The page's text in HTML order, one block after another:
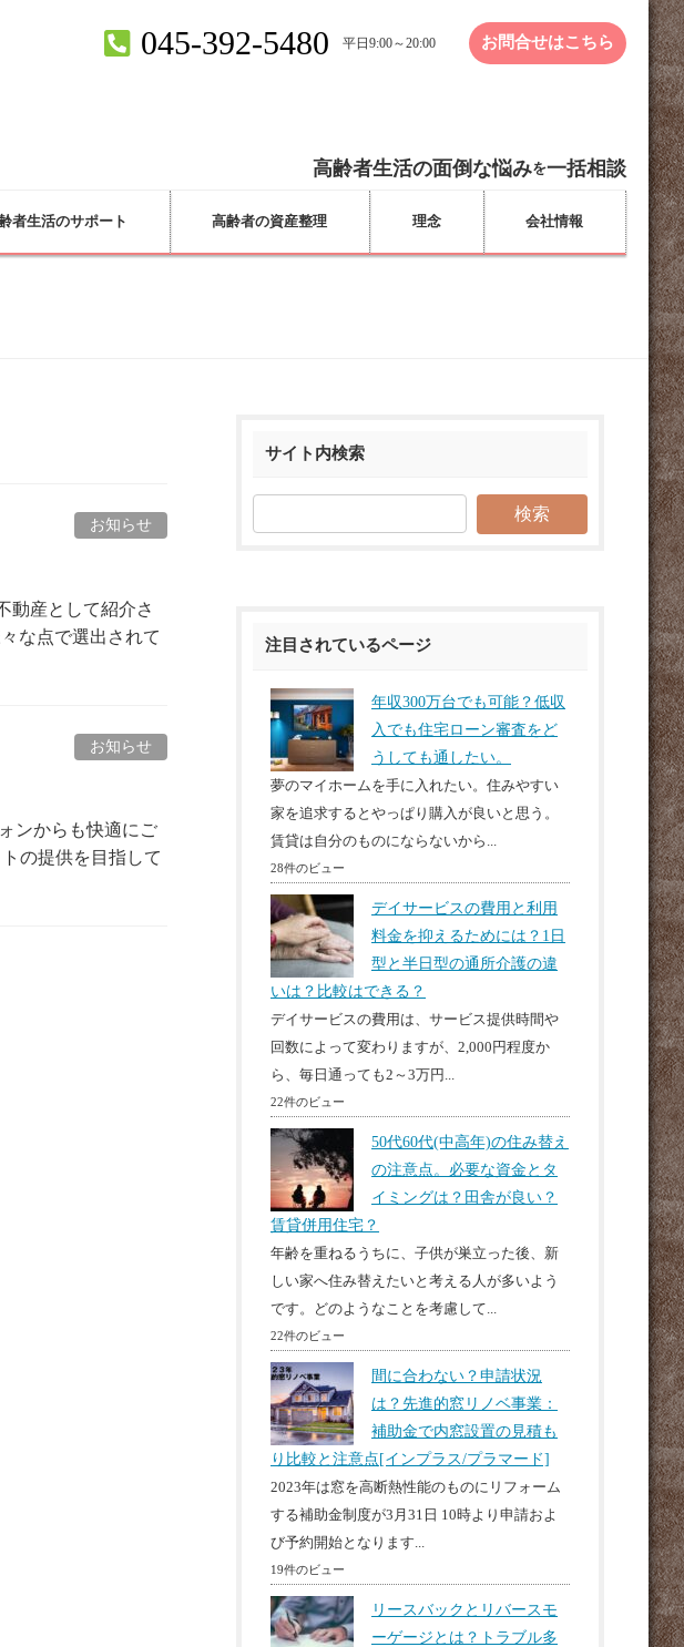
045-392-5480 平日9:00～20:00 お問合せはこちら
高齢者生活の面倒な悩みを一括相談
者生活のサポート 高齢者の資産整理 理念 会社情報
お知らせ
動産として紹介さ
な点で選出されて
お知らせ
ンからも快適にご
の提供を目指して
サイト内検索
注目されているページ
年収300万台でも可能？低収
入でも住宅ローン審査をど
うしても通したい。
夢のマイホームを手に入れたい。住みやすい
家を追求するとやっぱり購入が良いと思う。
賃貸は自分のものにならないから...
28件のビュー
デイサービスの費用と利用
料金を抑えるためには？1日
型と半日型の通所介護の違
いは？比較はできる？
デイサービスの費用は、サービス提供時間や
回数によって変わりますが、2,000円程度か
ら、毎日通っても2～3万円...
22件のビュー
50代60代(中高年)の住み替え
の注意点。必要な資金とタ
イミングは？田舎が良い？
賃貸併用住宅？
年齢を重ねるうちに、子供が巣立った後、新
しい家へ住み替えたいと考える人が多いよう
です。どのようなことを考慮して...
22件のビュー
間に合わない？申請状況
は？先進的窓リノベ事業：
補助金で内窓設置の見積も
り比較と注意点[インプラス/プラマード]
2023年は窓を高断熱性能のものにリフォーム
する補助金制度が3月31日 10時より申請およ
び予約開始となります...
19件のビュー
リースバックとリバースモ
ーゲージとは？トラブル多